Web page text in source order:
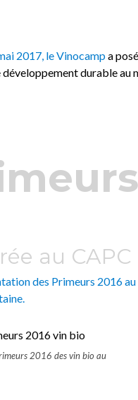
2017, leVinocampa
développement durable au
au CAPC
des Primeurs 2016
2016 des vin bio au